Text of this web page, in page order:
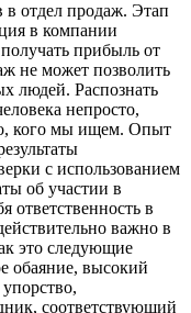
в отдел продаж. Этап
в компании
прибыль от
не может позволить
людей. Распознать
непросто,
кого мы ищем. Опыт
с использованием
об участии в
ответственность в
важно в
это следующие
обаяние, высокий
соответствующий